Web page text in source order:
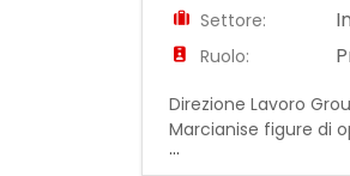
Settore:
Ruolo:
Direzione Lavoro
Marcianise figure di
della linea
...